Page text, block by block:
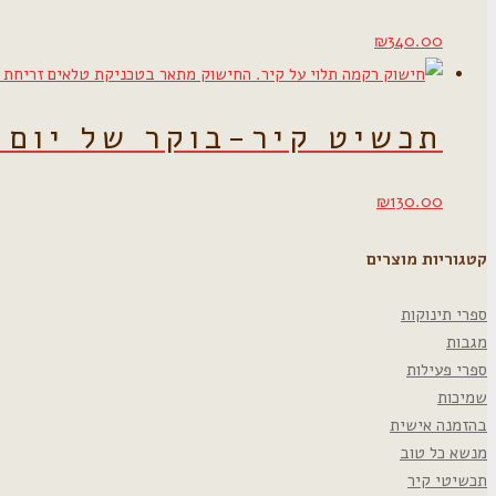
₪340.00
תכשיט קיר-בוקר של
₪130.00
קטגוריות מוצרים
ספרי תינוקות
מגבות
ספרי פעילות
שמיכות
בהזמנה אישית
מנשא כל טוב
תכשיטי קיר